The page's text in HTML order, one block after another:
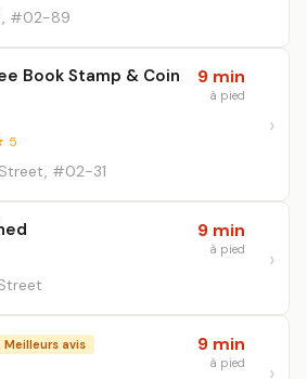
#02-89
Book Stamp & Coin
5
Street, #02-31
9 min
à pied
9 min
à pied
Meilleurs avis 9 min
à pied